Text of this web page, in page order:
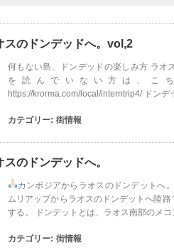
スのドンデッドへ。vol,2
何もない島、ドンデッドの楽しみ方 ラオ
を読んでいない方は、こ
https://krorma.com/local/interntrip4/ ドンデ
カテゴリー: 街情報
のドンデッドへ。
カンボジアからラオスのドンデットへ
ムリアップからラオスのドンデットへ陸
する。 ドンデットとは、ラオス南部のメ
カテゴリー: 街情報